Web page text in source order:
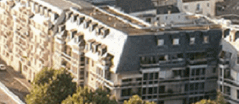
Exporter les lignes sélectionnées
Exporter toutes les colonnes
Exporter uniquement les colonnes affichées
Menu
<
>